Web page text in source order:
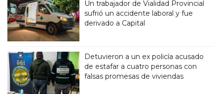
Un trabajador de Vialidad Provincial
sufrió un accidente laboral y fue
derivado a Capital
Detuvieron a un ex policía acusado
de estafar a cuatro personas con
falsas promesas de viviendas